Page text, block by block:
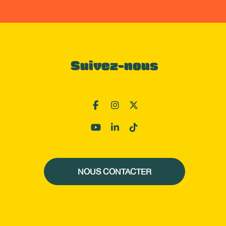
Suivez-nous
NOUS CONTACTER